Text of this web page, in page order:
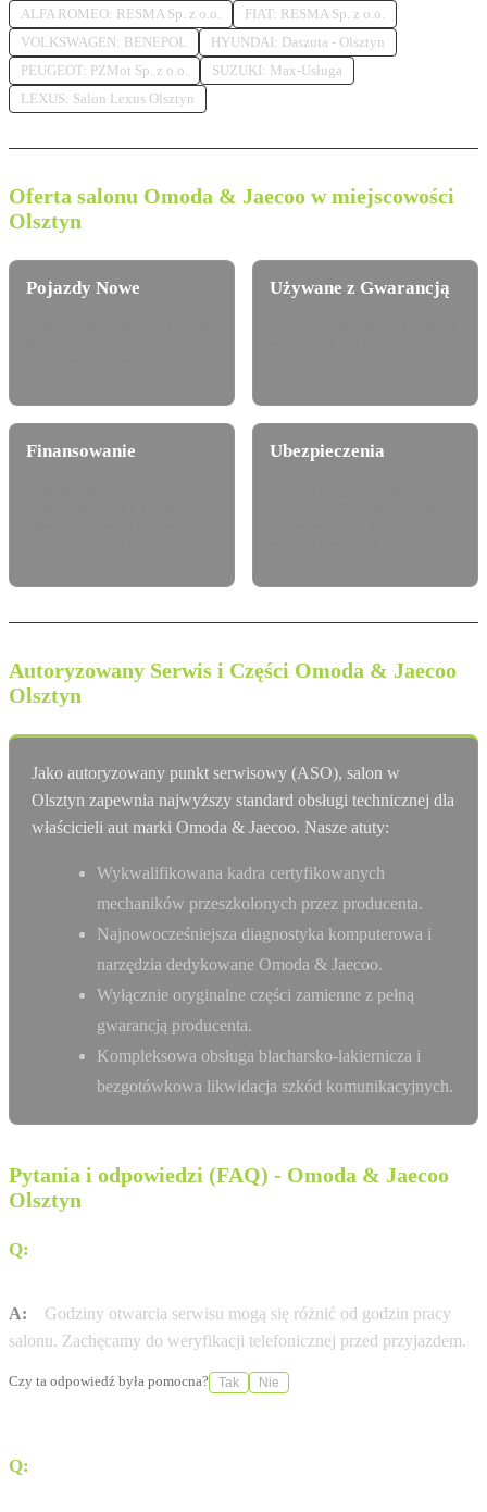
ALFA ROMEO: RESMA Sp. z o.o.
FIAT: RESMA Sp. z o.o.
VOLKSWAGEN: BENEPOL
HYUNDAI: Daszuta - Olsztyn
PEUGEOT: PZMot Sp. z o.o.
SUZUKI: Max-Usługa
LEXUS: Salon Lexus Olsztyn
Oferta salonu Omoda & Jaecoo w miejscowości
Olsztyn
Pojazdy Nowe Używane z Gwarancją
Finansowanie Ubezpieczenia
Autoryzowany Serwis i Części Omoda & Jaecoo
Olsztyn
Jako autoryzowany punkt serwisowy (ASO), salon w
Olsztyn zapewnia najwyższy standard obsługi technicznej dla
właścicieli aut marki Omoda & Jaecoo. Nasze atuty:
Wykwalifikowana kadra certyfikowanych
mechaników przeszkolonych przez producenta.
Najnowocześniejsza diagnostyka komputerowa i
narzędzia dedykowane Omoda & Jaecoo.
Wyłącznie oryginalne części zamienne z pełną
gwarancją producenta.
Kompleksowa obsługa blacharsko-lakiernicza i
bezgotówkowa likwidacja szkód komunikacyjnych.
Pytania i odpowiedzi (FAQ) - Omoda & Jaecoo
Olsztyn
Q:
A:
Godziny otwarcia serwisu mogą się różnić od godzin pracy
salonu. Zachęcamy do weryfikacji telefonicznej przed przyjazdem.
Czy ta odpowiedź była pomocna? Tak Nie
Q: